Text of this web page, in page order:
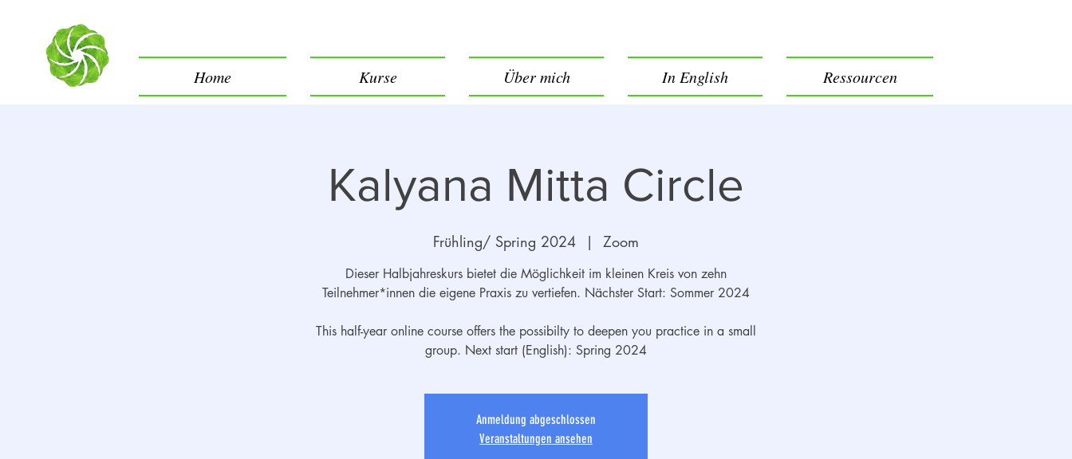
Home Kurse Über mich In English Ressourcen
Kalyana Mitta Circle
Frühling/ Spring 2024
  |
Zoom
Dieser Halbjahreskurs bietet die Möglichkeit im kleinen Kreis von zehn
Teilnehmer*innen die eigene Praxis zu vertiefen. Nächster Start: Sommer 2024
This half-year online course offers the possibilty to deepen you practice in a small
group. Next start (English): Spring 2024
Anmeldung abgeschlossen
Veranstaltungen ansehen